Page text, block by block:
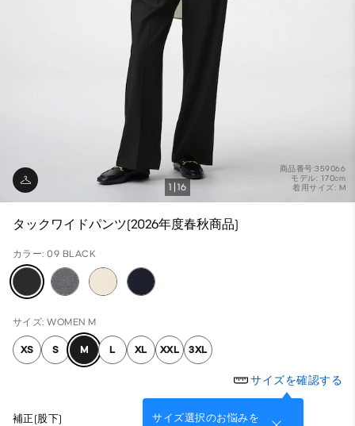
商品番号:359066
モデル: 170cm
着用サイズ: M
1 16
タックワイドパンツ(2026年度春秋商品)
カラー: 09 BLACK
サイズ: WOMEN M
XS S M L XL XXL 3XL
サイズを確認する
サイズ選択のお悩みを
補正(股下)